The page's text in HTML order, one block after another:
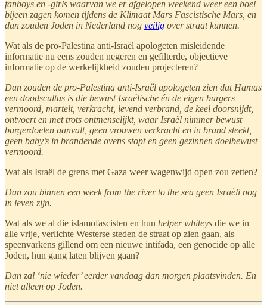
fanboys en -girls waarvan we er afgelopen weekend weer een boel
bijeen zagen komen tijdens de Klimaat Mars Fascistische Mars, en
dan zouden Joden in Nederland nog veilig over straat kunnen.
Wat als de pro-Palestina anti-Israël apologeten misleidende
informatie nu eens zouden negeren en gefilterde, objectieve
informatie op de werkelijkheid zouden projecteren?
Dan zouden de pro-Palestina anti-Israël apologeten zien dat Hamas
een doodscultus is die bewust Israëlische én de eigen burgers
vermoord, martelt, verkracht, levend verbrand, de keel doorsnijdt,
ontvoert en met trots ontmenselijkt, waar Israël nimmer bewust
burgerdoelen aanvalt, geen vrouwen verkracht en in brand steekt,
geen baby’s in brandende ovens stopt en geen gezinnen doelbewust
vermoord.
Wat als Israël de grens met Gaza weer wagenwijd open zou zetten?
Dan zou binnen een week from the river to the sea geen Israëli nog
in leven zijn.
Wat als we al die islamofascisten en hun helper whiteys die we in
alle vrije, verlichte Westerse steden de straat op zien gaan, als
speenvarkens gillend om een nieuwe intifada, een genocide op alle
Joden, hun gang laten blijven gaan?
Dan zal ‘nie wieder’ eerder vandaag dan morgen plaatsvinden. En
niet alleen op Joden.